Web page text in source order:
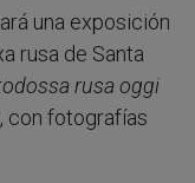
una exposición
rusa de Santa
rusa oggi
con fotografías